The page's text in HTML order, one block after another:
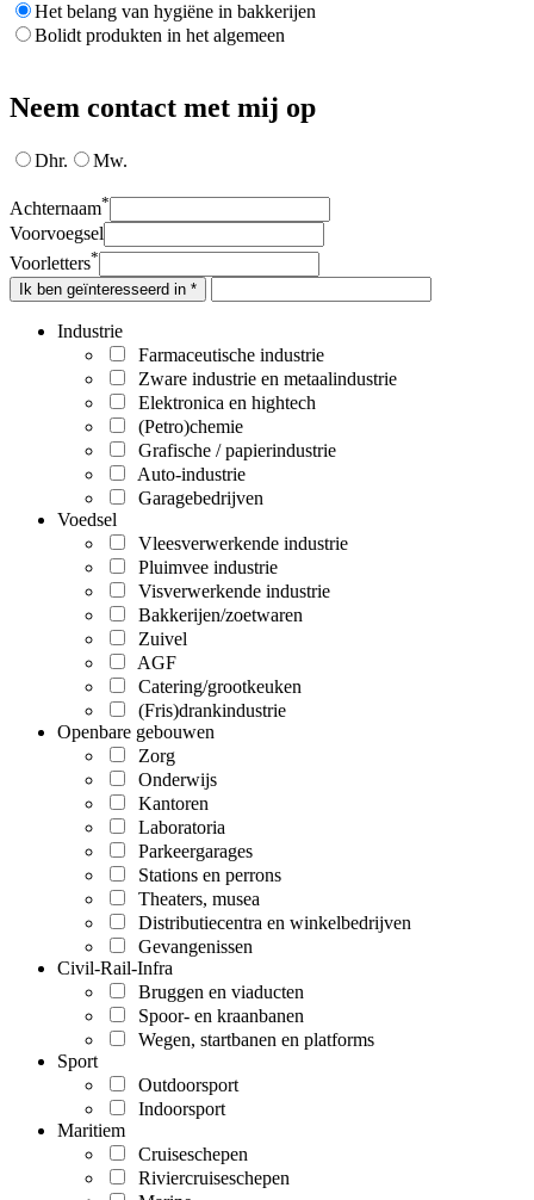
Het belang van hygiëne in bakkerijen
Bolidt produkten in het algemeen
Neem contact met mij op
Dhr. Mw.
Achternaam*
Voorvoegsel
Voorletters*
Ik ben geïnteresseerd in *
Industrie
Farmaceutische industrie
Zware industrie en metaalindustrie
Elektronica en hightech
(Petro)chemie
Grafische / papierindustrie
Auto-industrie
Garagebedrijven
Voedsel
Vleesverwerkende industrie
Pluimvee industrie
Visverwerkende industrie
Bakkerijen/zoetwaren
Zuivel
AGF
Catering/grootkeuken
(Fris)drankindustrie
Openbare gebouwen
Zorg
Onderwijs
Kantoren
Laboratoria
Parkeergarages
Stations en perrons
Theaters, musea
Distributiecentra en winkelbedrijven
Gevangenissen
Civil-Rail-Infra
Bruggen en viaducten
Spoor- en kraanbanen
Wegen, startbanen en platforms
Sport
Outdoorsport
Indoorsport
Maritiem
Cruiseschepen
Riviercruiseschepen